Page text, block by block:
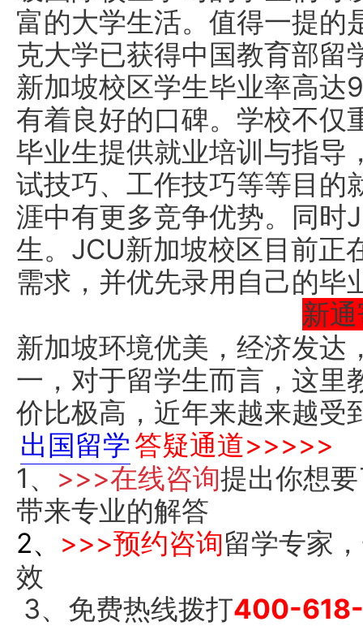
富的大学生活。值得一提的
克大学已获得中国教育部留
新加坡校区学生毕业率高达
有着良好的口碑。学校不仅
毕业生提供就业培训与指导
试技巧、工作技巧等等目的
涯中有更多竞争优势。同时
生。JCU新加坡校区目前正
需求，并优先录用自己的毕
新
新加坡环境优美，经济发达
一，对于留学生而言，这里
价比极高，近年来越来越受
出国留学答疑通道>>>>>
1、 >>>在线咨询提出你想
带来专业的解答
2、 >>>预约咨询留学专家
效
3、免费热线拨打400-